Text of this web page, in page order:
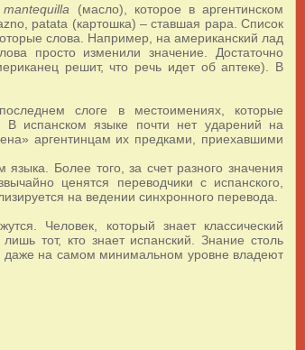
mantequilla (масло), которое в аргентинском
patata (картошка) – ставшая papa. Список
слова. Например, на американский лад
просто изменили значение. Достаточно
решит, что речь идет об аптеке). В
слоге в местоимениях, которые
В испанском языке почти нет ударений на
аргентинцам их предками, приехавшими
языка. Более того, за счет разного значения
ценятся переводчики с испанского,
на ведении синхронного перевода.
Человек, который знает классический
тот, кто знает испанский. Знание столь
даже на самом минимальном уровне владеют